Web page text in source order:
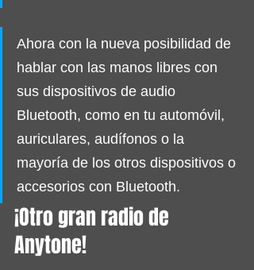
Ahora con la nueva posibilidad de
hablar con las manos libres con
sus dispositivos de audio
Bluetooth, como en tu automóvil,
auriculares, audífonos o la
mayoría de los otros dispositivos o
accesorios con Bluetooth.
¡Otro gran radio de
Anytone!